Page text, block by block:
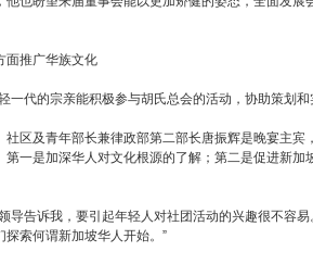
面推广华族文化
一代的宗亲能积极参与胡氏总会的活动，协助策划和
社区及青年部长兼律政部第二部长唐振辉是晚宴主宾
第一是加深华人对文化根源的了解；第二是促进新加
导告诉我，要引起年轻人对社团活动的兴趣很不容
索何谓新加坡华人开始。”